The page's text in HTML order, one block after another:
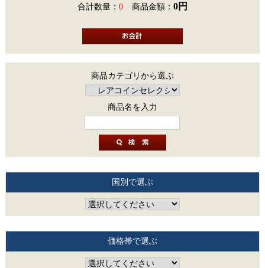
合計数量： 0 商品金額： 0円
商品カテゴリから選ぶ
商品名を入力
国別で選ぶ
価格帯で選ぶ